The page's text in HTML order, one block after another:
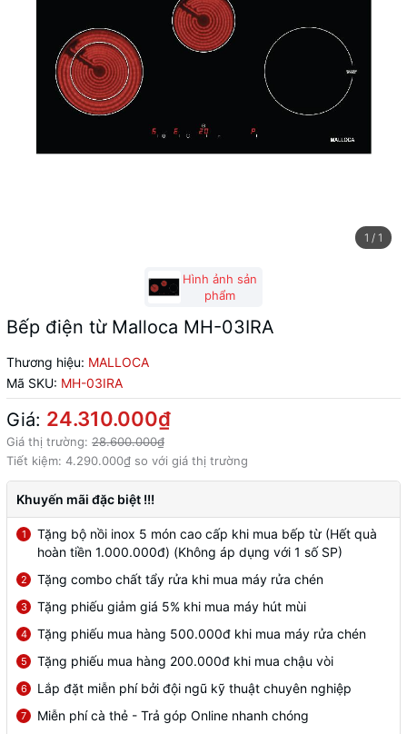
1 / 1
Hình ảnh sản
phẩm
Bếp điện từ Malloca MH-03IRA
Thương hiệu: MALLOCA
Mã SKU: MH-03IRA
Giá: 24.310.000₫
Giá thị trường: 28.600.000₫
Tiết kiệm: 4.290.000₫ so với giá thị trường
Khuyến mãi đặc biệt !!!
1
Tặng bộ nồi inox 5 món cao cấp khi mua bếp từ (Hết quà
hoàn tiền 1.000.000đ) (Không áp dụng với 1 số SP)
2 Tặng combo chất tẩy rửa khi mua máy rửa chén
3 Tặng phiếu giảm giá 5% khi mua máy hút mùi
4 Tặng phiếu mua hàng 500.000đ khi mua máy rửa chén
5 Tặng phiếu mua hàng 200.000đ khi mua chậu vòi
6 Lắp đặt miễn phí bởi đội ngũ kỹ thuật chuyên nghiệp
7 Miễn phí cà thẻ - Trả góp Online nhanh chóng